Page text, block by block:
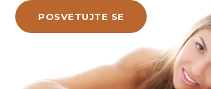
POSVETUJTE SE